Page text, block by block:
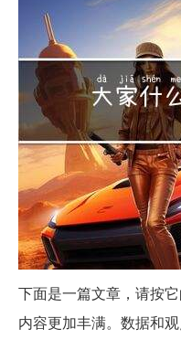
下面是一篇文章，请按
内容更加丰满。数据和